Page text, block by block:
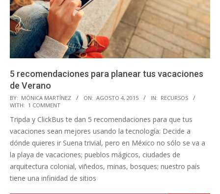
5 recomendaciones para planear tus vacaciones
de Verano
2015-
08-
04
BY: MÓNICA MARTÍNEZ ON: AGOSTO 4, 2015 IN: RECURSOS
WITH: 1 COMMENT
Tripda y ClickBus te dan 5 recomendaciones para que tus
vacaciones sean mejores usando la tecnología: Decide a
dónde quieres ir Suena trivial, pero en México no sólo se va a
la playa de vacaciones; pueblos mágicos, ciudades de
arquitectura colonial, viñedos, minas, bosques; nuestro país
tiene una infinidad de sitios